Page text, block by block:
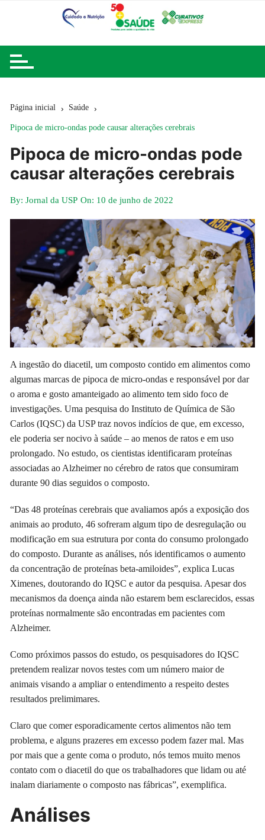
Página inicial Saúde
Pipoca de micro-ondas pode causar alterações cerebrais
Pipoca de micro-ondas pode
causar alterações cerebrais
By: Jornal da USP On: 10 de junho de 2022
A ingestão do diacetil, um composto contido em alimentos como
algumas marcas de pipoca de micro-ondas e responsável por dar
o aroma e gosto amanteigado ao alimento tem sido foco de
investigações. Uma pesquisa do Instituto de Química de São
Carlos (IQSC) da USP traz novos indícios de que, em excesso,
ele poderia ser nocivo à saúde – ao menos de ratos e em uso
prolongado. No estudo, os cientistas identificaram proteínas
associadas ao Alzheimer no cérebro de ratos que consumiram
durante 90 dias seguidos o composto.
“Das 48 proteínas cerebrais que avaliamos após a exposição dos
animais ao produto, 46 sofreram algum tipo de desregulação ou
modificação em sua estrutura por conta do consumo prolongado
do composto. Durante as análises, nós identificamos o aumento
da concentração de proteínas beta-amiloides”, explica Lucas
Ximenes, doutorando do IQSC e autor da pesquisa. Apesar dos
mecanismos da doença ainda não estarem bem esclarecidos, essas
proteínas normalmente são encontradas em pacientes com
Alzheimer.
Como próximos passos do estudo, os pesquisadores do IQSC
pretendem realizar novos testes com um número maior de
animais visando a ampliar o entendimento a respeito destes
resultados prelimimares.
Claro que comer esporadicamente certos alimentos não tem
problema, e alguns prazeres em excesso podem fazer mal. Mas
por mais que a gente coma o produto, nós temos muito menos
contato com o diacetil do que os trabalhadores que lidam ou até
inalam diariamente o composto nas fábricas”, exemplifica.
Análises